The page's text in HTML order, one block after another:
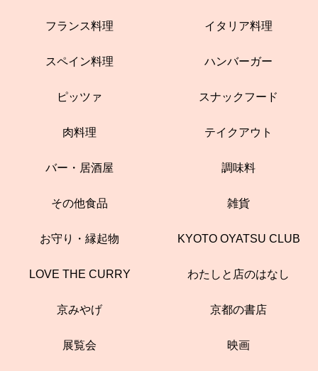
フランス料理 イタリア料理
スペイン料理 ハンバーガー
ピッツァ スナックフード
肉料理 テイクアウト
バー・居酒屋 調味料
その他食品 雑貨
お守り・縁起物 KYOTO OYATSU CLUB
LOVE THE CURRY わたしと店のはなし
京みやげ 京都の書店
展覧会 映画